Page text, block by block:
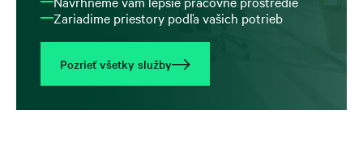
Zariadime priestory podľa vašich potrieb
Pozrieť všetky služby